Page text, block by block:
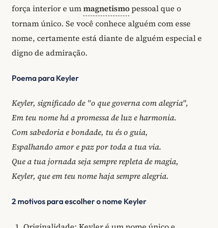
força interior e ummagnetismopessoal que o
tornam único. Se você conhece alguém com esse
nome, certamente está diante de alguém especial e
digno de admiração.
Poema para Keyler
Keyler, significado de "o que governa com alegria",
Em teu nome há a promessa de luz e harmonia.
Com sabedoria e bondade, tu és o guia,
Espalhando amor e paz por toda a tua via.
Que a tua jornada seja sempre repleta de magia,
Keyler, que em teu nome haja sempre alegria.
2 motivos para escolher o nome Keyler